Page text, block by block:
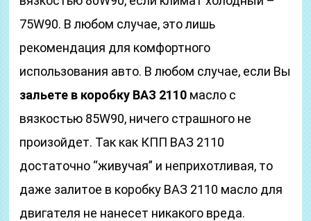
75W90. В любом случае, это лишь
рекомендация для комфортного
использования авто. В любом случае, если Вы
зальете в коробку ВАЗ 2110 масло с
вязкостью 85W90, ничего страшного не
произойдет. Так как КПП ВАЗ 2110
достаточно “живучая” и неприхотливая, то
даже залитое в коробку ВАЗ 2110 масло для
двигателя не нанесет никакого вреда.